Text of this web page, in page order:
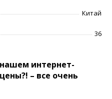
Китай
36
интернет-
– все очень